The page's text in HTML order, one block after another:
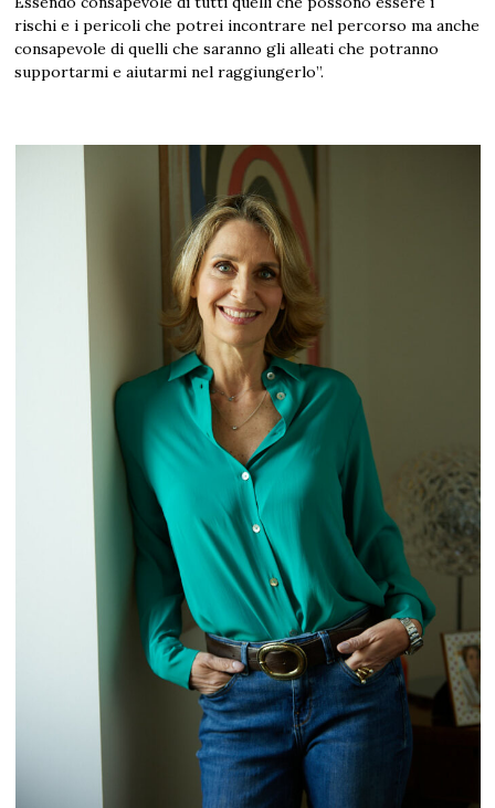
rischi e i pericoli che potrei incontrare nel percorso ma anche
consapevole di quelli che saranno gli alleati che potranno
supportarmi e aiutarmi nel raggiungerlo”.